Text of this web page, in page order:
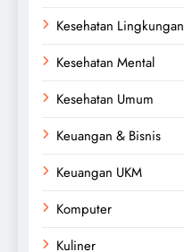
Kesehatan Lingkungan
Kesehatan Mental
Kesehatan Umum
Keuangan & Bisnis
Keuangan UKM
Komputer
Kuliner